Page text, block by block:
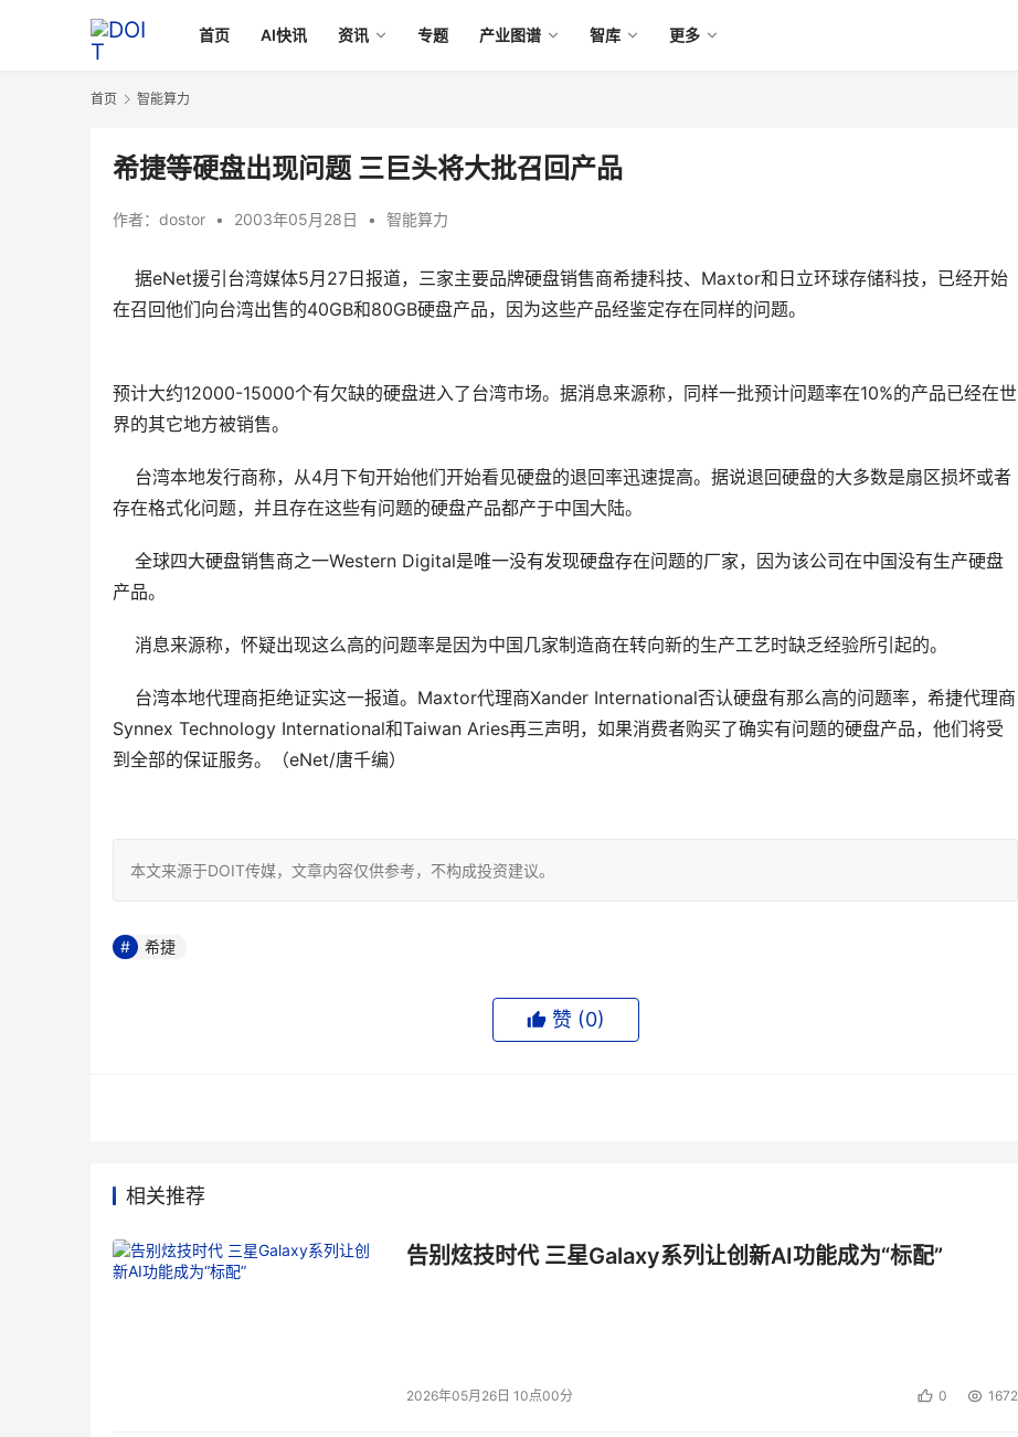
首页 AI快讯 资讯 专题 产业图谱 智库 更多
首页 智能算力
希捷等硬盘出现问题 三巨头将大批召回产品
作者： dostor • 2003年05月28日 • 智能算力
据eNet援引台湾媒体5月27日报道，三家主要品牌硬盘销售商希捷科技、Maxtor和日立环球存储科技，已经开始
在召回他们向台湾出售的40GB和80GB硬盘产品，因为这些产品经鉴定存在同样的问题。
预计大约12000-15000个有欠缺的硬盘进入了台湾市场。据消息来源称，同样一批预计问题率在10%的产品已经在世
界的其它地方被销售。
台湾本地发行商称，从4月下旬开始他们开始看见硬盘的退回率迅速提高。据说退回硬盘的大多数是扇区损坏或者
存在格式化问题，并且存在这些有问题的硬盘产品都产于中国大陆。
全球四大硬盘销售商之一Western Digital是唯一没有发现硬盘存在问题的厂家，因为该公司在中国没有生产硬盘
产品。
消息来源称，怀疑出现这么高的问题率是因为中国几家制造商在转向新的生产工艺时缺乏经验所引起的。
台湾本地代理商拒绝证实这一报道。Maxtor代理商Xander International否认硬盘有那么高的问题率，希捷代理商
Synnex Technology International和Taiwan Aries再三声明，如果消费者购买了确实有问题的硬盘产品，他们将受
到全部的保证服务。（eNet/唐千编）
本文来源于DOIT传媒，文章内容仅供参考，不构成投资建议。
希捷
赞 (0)
相关推荐
告别炫技时代 三星Galaxy系列让创新AI功能成为“标配”
2026年05月26日 10点00分 0 1672